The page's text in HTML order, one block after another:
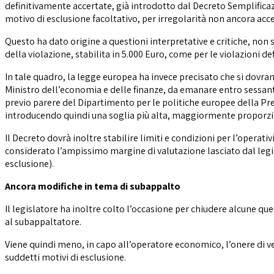
definitivamente accertate, già introdotto dal Decreto
motivo di esclusione facoltativo, per irregolarità non ancora
Questo ha dato origine a questioni interpretative e critiche,
della violazione, stabilita in 5.000 Euro, come per le violazioni
In tale quadro, la legge europea ha invece precisato che si
Ministro dell’economia e delle finanze, da emanare entro
previo parere del Dipartimento per le politiche europee della
introducendo quindi una soglia più alta, maggiormente
Il Decreto dovrà inoltre stabilire limiti e condizioni per
considerato l’ampissimo margine di valutazione lasciato dal
esclusione).
Ancora modifiche in tema di subappalto
Il legislatore ha inoltre colto l’occasione per chiudere alcune
al subappaltatore.
Viene quindi meno, in capo all’operatore economico, l’onere
suddetti motivi di esclusione.